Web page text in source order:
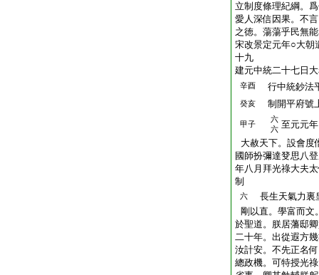
立制度條理紀綱。
愛人深信因果。不
之徳。蕩蕩乎民無
宋改景定元年○大朝
十九
建元中統二十七日
辛酉 行中統鈔法
癸亥 制開平府號
甲子
六
六 至元元
大赦天下。設會度
國師扮彌達癹思八
年八月拜光祿大夫
制
六
長生天氣力裏
剛以直。學富而文
於聖道。朕居藩邸
二十年。出從遐方
汝計安。不先正名
總政機。可特授光